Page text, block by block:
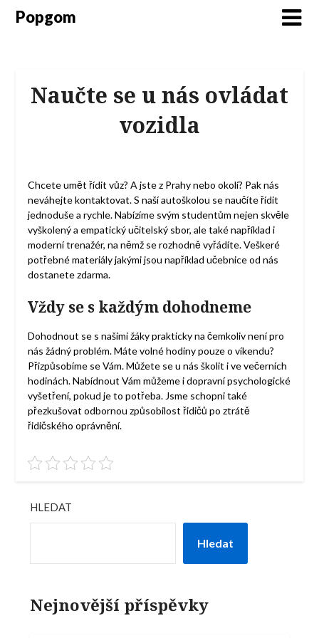
Popgom
Naučte se u nás ovládat
vozidla
Chcete umět řídit vůz? A jste z Prahy nebo okolí? Pak nás
neváhejte kontaktovat. S našíautoškolou se naučíte řídit
jednoduše a rychle. Nabízíme svým studentům nejen skvěle
vyškolený a empatický učitelský sbor, ale také například i
moderní trenažér, na němž se rozhodně vyřádíte. Veškeré
potřebné materiály jakými jsou například učebnice od nás
dostanete zdarma.
Vždy se s každým dohodneme
Dohodnout se s našimi žáky prakticky na čemkoliv není pro
nás žádný problém. Máte volné hodiny pouze o víkendu?
Přizpůsobíme se Vám. Můžete se u nás školit i ve večerních
hodinách. Nabídnout Vám můžeme i dopravní psychologické
vyšetření, pokud je to potřeba. Jsme schopni také
přezkušovat odbornou způsobilost řidičů po ztrátě
řidičského oprávnění.
HLEDAT
Hledat
Nejnovější příspěvky